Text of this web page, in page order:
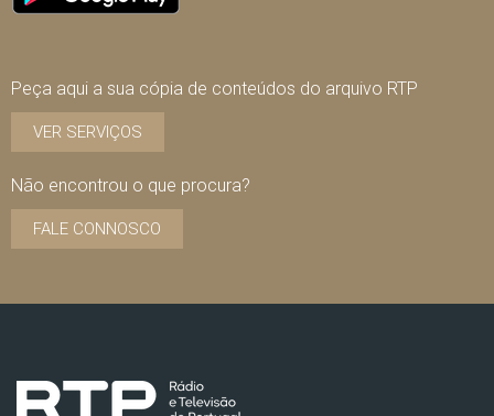
Peça aqui a sua cópia de conteúdos do arquivo RTP
VER SERVIÇOS
Não encontrou o que procura?
FALE CONNOSCO